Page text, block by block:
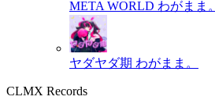
META WORLD わがまま。
ヤダヤダ期 わがまま。
CLMX Records